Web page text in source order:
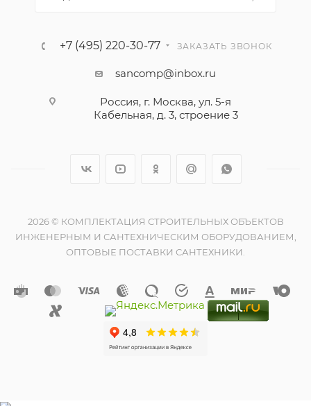
+7 (495) 220-30-77 ЗАКАЗАТЬ ЗВОНОК
sancomp@inbox.ru
Россия, г. Москва, ул. 5-я
Кабельная, д. 3, строение 3
2026 © КОМПЛЕКТАЦИЯ СТРОИТЕЛЬНЫХ ОБЪЕКТОВ
ИНЖЕНЕРНЫМ И САНТЕХНИЧЕСКИМ ОБОРУДОВАНИЕМ,
ОПТОВЫЕ ПОСТАВКИ САНТЕХНИКИ.